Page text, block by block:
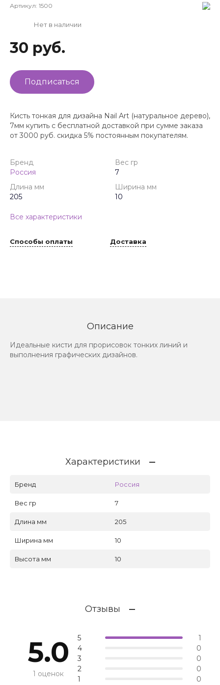
Артикул: 1500
Нет в наличии
30 руб.
Подписаться
Кисть тонкая для дизайна Nail Art (натуральное дерево),
7мм купить с бесплатной доставкой при сумме заказа
от 3000 руб. скидка 5% постоянным покупателям.
Бренд
Россия
Вес гр
7
Длина мм
205
Ширина мм
10
Все характеристики
Способы оплаты Доставка
Описание
Идеальные кисти для прорисовок тонких линий и
выполнения графических дизайнов.
Характеристики
Бренд Россия
Вес гр 7
Длина мм 205
Ширина мм 10
Высота мм 10
Отзывы
5.0
1 оценок
5
1
4
0
3
0
2
0
1
0